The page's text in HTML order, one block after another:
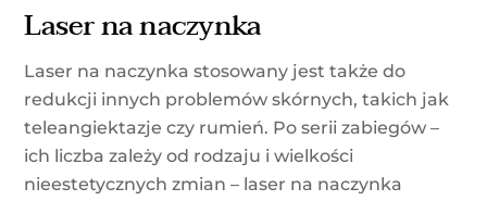
Laser na naczynka
Laser na naczynka stosowany jest także do
redukcji innych problemów skórnych, takich jak
teleangiektazje czy rumień. Po serii zabiegów –
ich liczba zależy od rodzaju i wielkości
nieestetycznych zmian – laser na naczynka